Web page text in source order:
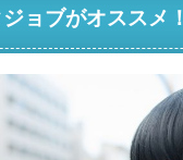
ョブがオススメ！